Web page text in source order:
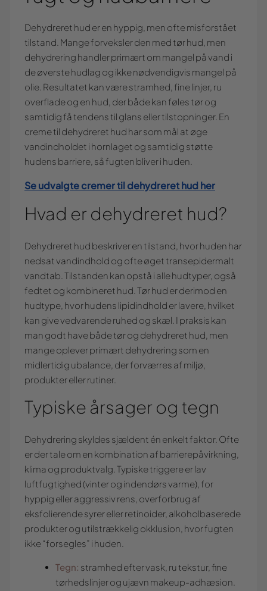
Dehydreret hud er en hyppig, men ofte misforstået
tilstand. Mange forveksler den med tør hud, men
dehydrering handler primært om mangel på vand i
de øverste hudlag og ikke nødvendigvis mangel på
olie. Resultatet kan være stramhed, fine linjer, ru
overflade og en hud, der både kan føles tør og
samtidig få tendens til glans eller tilstopninger. En
creme til dehydreret hud har som mål at øge
vandindholdet i hornlaget og samtidig støtte
hudens barriere, så fugten bliver i huden.
Se udvalgte cremer til dehydreret hud her
Hvad er dehydreret hud?
Dehydreret hud beskriver en tilstand, hvor huden har
nedsat vandindhold og ofte øget transepidermalt
vandtab. Tilstanden kan opstå i alle hudtyper, også
fedtet og kombineret hud. Tør hud er derimod en
hudtype, hvor hudens lipidindhold er lavere, hvilket
kan give vedvarende ruhed og skæl. I praksis kan
man godt have både tør og dehydreret hud, men
mange oplever primært dehydrering som en
midlertidig ubalance, der forværres af miljø,
produkter eller rutiner.
Typiske årsager og tegn
Dehydrering skyldes sjældent én enkelt faktor. Ofte
er der tale om en kombination af barrierepåvirkning,
klima og produktvalg. Typiske triggere er lav
luftfugtighed (vinter og indendørs varme), for
hyppig eller aggressiv rens, overforbrug af
eksfolierende syrer eller retinoider, alkoholbaserede
produkter og utilstrækkelig okklusion, hvor fugten
ikke “forsegles” i huden.
Tegn: stramhed efter vask, ru tekstur, fine
tørhedslinjer og ujævn makeup-adhæsion.